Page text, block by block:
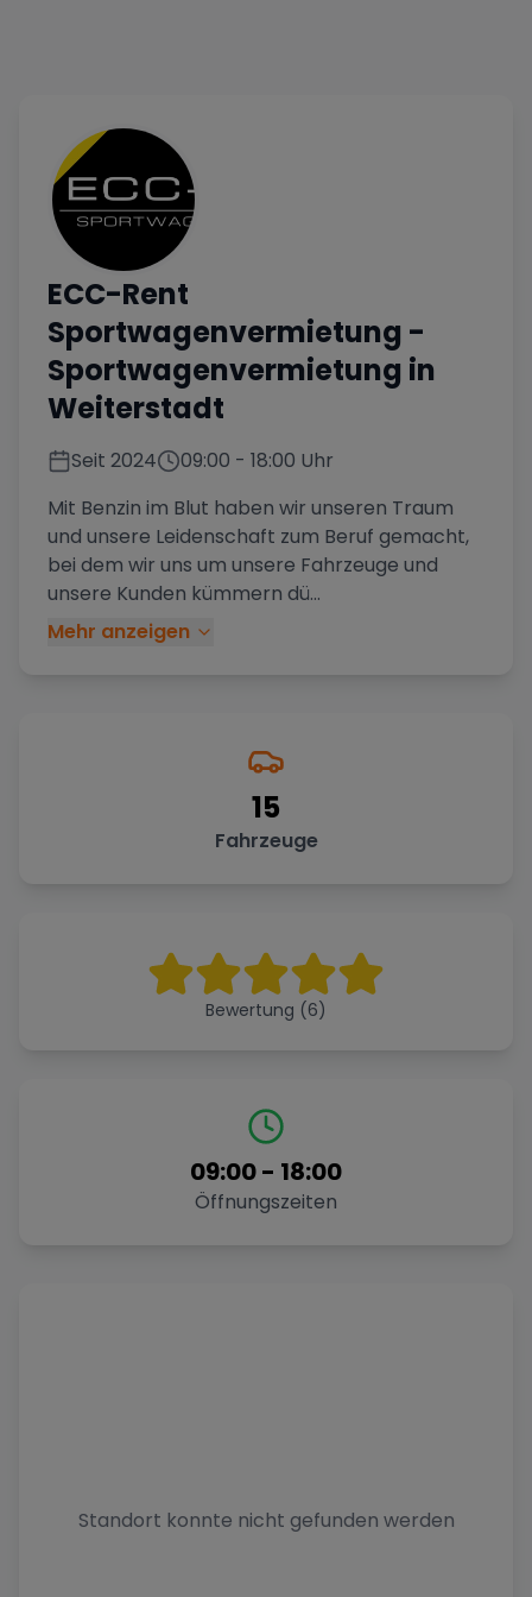
ECC-Rent
Sportwagenvermietung -
Sportwagenvermietung in
Weiterstadt
Seit 2024 09:00 - 18:00 Uhr
Mit Benzin im Blut haben wir unseren Traum
und unsere Leidenschaft zum Beruf gemacht,
bei dem wir uns um unsere Fahrzeuge und
unsere Kunden kümmern dü...
Mehr anzeigen
15
Fahrzeuge
Bewertung (6)
09:00- 18:00
Öffnungszeiten
Standort konnte nicht gefunden werden